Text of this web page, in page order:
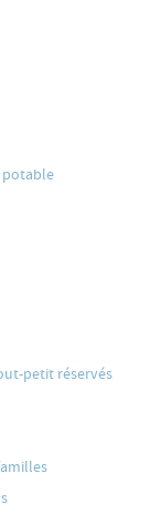
potable
petit réservés